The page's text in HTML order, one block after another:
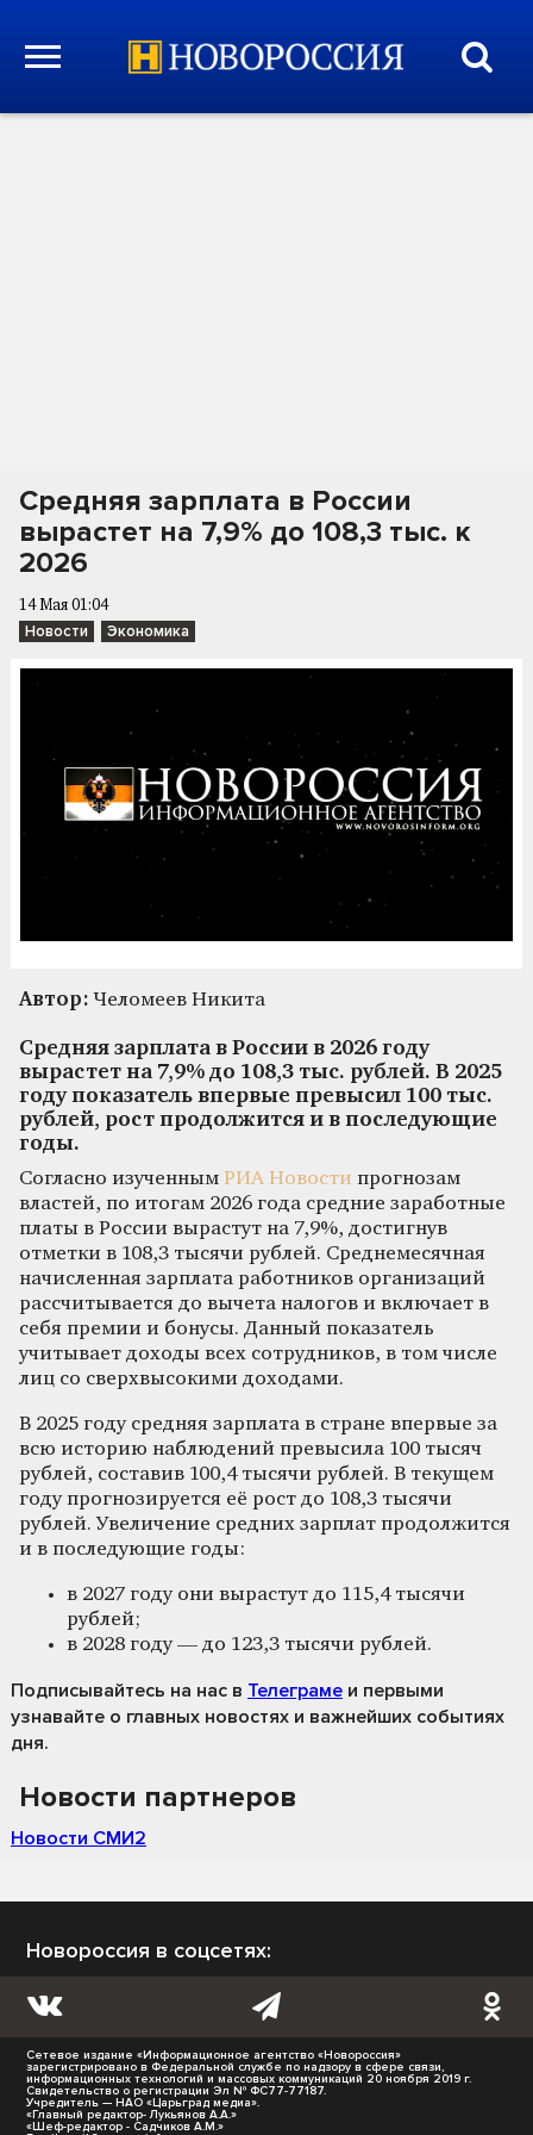
Средняя зарплата в России
вырастет на 7,9% до 108,3 тыс. к
2026
14 Мая 01:04
Новости Экономика
Автор: Челомеев Никита
Средняя зарплата в России в 2026 году
вырастет на 7,9% до 108,3 тыс. рублей. В 2025
году показатель впервые превысил 100 тыс.
рублей, рост продолжится и в последующие
годы.
Согласно изученным РИА Новости прогнозам
властей, по итогам 2026 года средние заработные
платы в России вырастут на 7,9%, достигнув
отметки в 108,3 тысячи рублей. Среднемесячная
начисленная зарплата работников организаций
рассчитывается до вычета налогов и включает в
себя премии и бонусы. Данный показатель
учитывает доходы всех сотрудников, в том числе
лиц со сверхвысокими доходами.
В 2025 году средняя зарплата в стране впервые за
всю историю наблюдений превысила 100 тысяч
рублей, составив 100,4 тысячи рублей. В текущем
году прогнозируется её рост до 108,3 тысячи
рублей. Увеличение средних зарплат продолжится
и в последующие годы:
в 2027 году они вырастут до 115,4 тысячи
рублей;
в 2028 году — до 123,3 тысячи рублей.
Подписывайтесь на нас в Телеграме и первыми
узнавайте о главных новостях и важнейших событиях
дня.
Новости партнеров
Новости СМИ2
Новороссия в соцсетях:
Сетевое издание «Информационное агентство «Новороссия»
зарегистрировано в Федеральной службе по надзору в сфере связи,
информационных технологий и массовых коммуникаций 20 ноября 2019 г.
Свидетельство о регистрации Эл № ФС77-77187.
Учредитель — НАО «Царьград медиа».
«Главный редактор- Лукьянов А.А.»
«Шеф-редактор - Садчиков А.М.»